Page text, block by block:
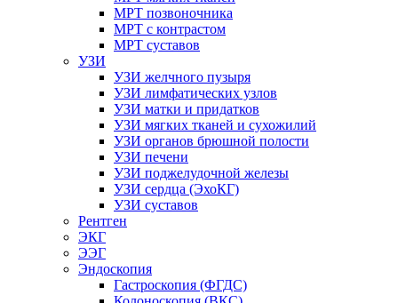
МРТ позвоночника
МРТ с контрастом
МРТ суставов
УЗИ
УЗИ желчного пузыря
УЗИ лимфатических узлов
УЗИ матки и придатков
УЗИ мягких тканей и сухожилий
УЗИ органов брюшной полости
УЗИ печени
УЗИ поджелудочной железы
УЗИ сердца (ЭхоКГ)
УЗИ суставов
Рентген
ЭКГ
ЭЭГ
Эндоскопия
Гастроскопия (ФГДС)